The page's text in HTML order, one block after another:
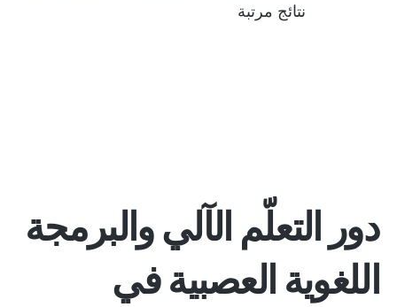
نتائج مرتبة
دور التعلّم الآلي والبرمجة
اللغوية العصبية في